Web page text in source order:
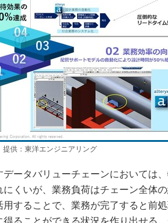
供：東洋エンジニアリング
ータバリューチェーンにおいては
くいが、業務負荷はチェーン全体
することで、業務が完了すると前
ることができる状況を作り出せる